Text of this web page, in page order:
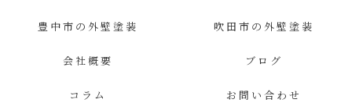
豊中市の外壁塗装 吹田市の外壁塗装
会社概要 ブログ
コラム お問い合わせ